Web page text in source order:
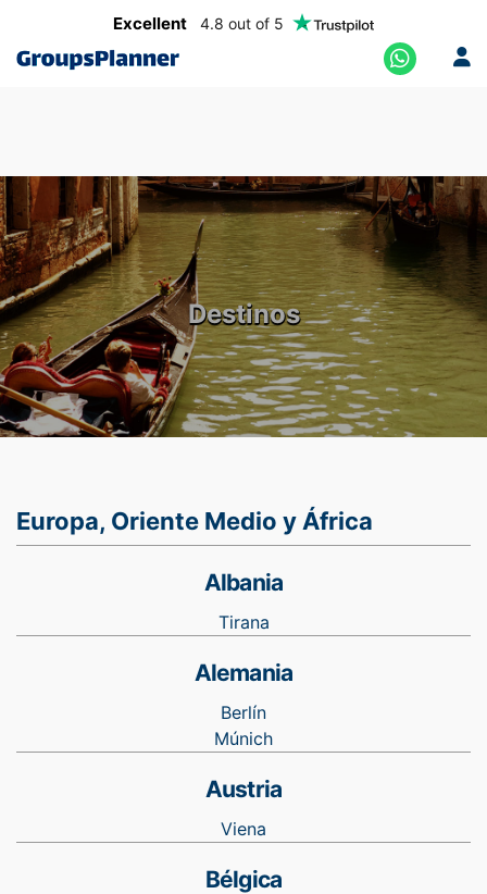
Excellent 4.8 out of 5
Destinos
Europa, Oriente Medio y África
Albania
Tirana
Alemania
Berlín
Múnich
Austria
Viena
Bélgica